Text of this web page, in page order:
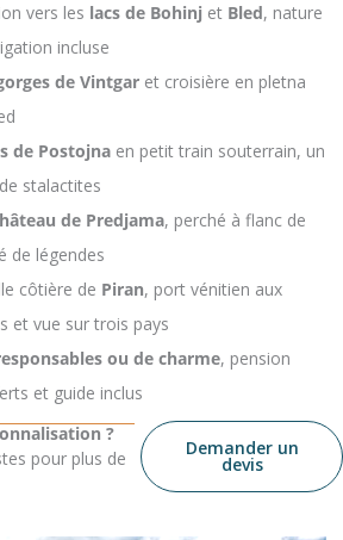
vers les lacs de Bohinj et Bled, nature
incluse
de Vintgar et croisière en pletna
de Postojna en petit train souterrain, un
stalactites
de Predjama, perché à flanc de
de légendes
côtière de Piran, port vénitien aux
et vue sur trois pays
ou de charme, pension
et guide inclus
?
pour plus de
Demander un
devis